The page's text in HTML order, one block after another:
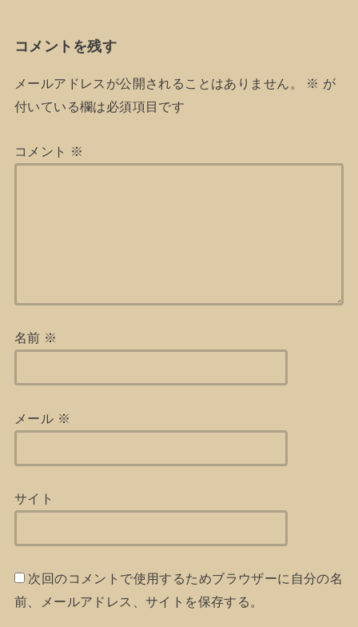
コメントを残す
メールアドレスが公開されることはありません。 ※ が
付いている欄は必須項目です
コメント ※
名前 ※
メール ※
サイト
次回のコメントで使用するためブラウザーに自分の名
前、メールアドレス、サイトを保存する。